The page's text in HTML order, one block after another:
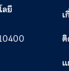
ยี
เ
ติ